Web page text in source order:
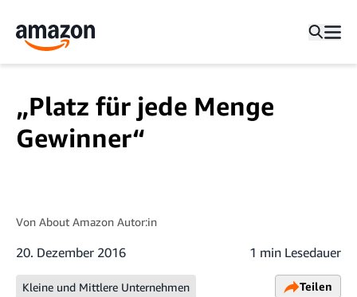
„Platz für jede Menge
Gewinner“
Von About Amazon Autor:in
20. Dezember 2016 1 min Lesedauer
Kleine und Mittlere Unternehmen Teilen